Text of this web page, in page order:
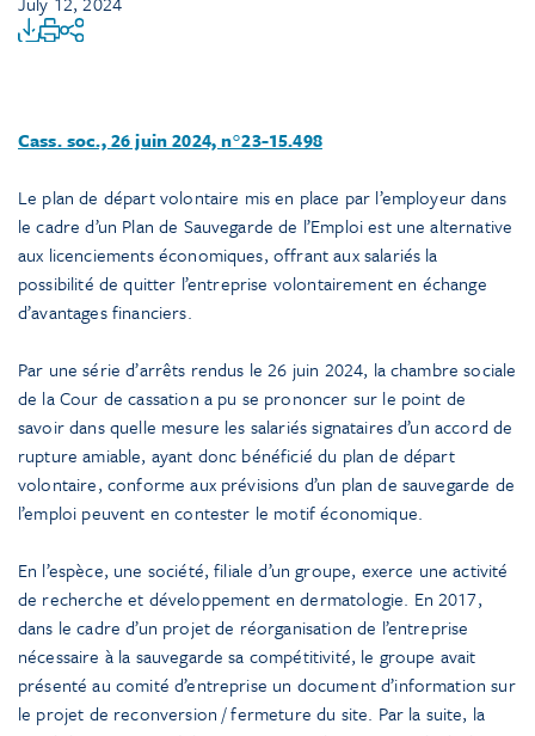
Cass. soc., 26 juin 2024, n°23-15.498
Le plan de départ volontaire mis en place par l’employeur dans
le cadre d’un Plan de Sauvegarde de l’Emploi est une alternative
aux licenciements économiques, offrant aux salariés la
possibilité de quitter l’entreprise volontairement en échange
d’avantages financiers.
Par une série d’arrêts rendus le 26 juin 2024, la chambre sociale
de la Cour de cassation a pu se prononcer sur le point de
savoir dans quelle mesure les salariés signataires d’un accord de
rupture amiable, ayant donc bénéficié du plan de départ
volontaire, conforme aux prévisions d’un plan de sauvegarde de
l’emploi peuvent en contester le motif économique.
En l’espèce, une société, filiale d’un groupe, exerce une activité
de recherche et développement en dermatologie. En 2017,
dans le cadre d’un projet de réorganisation de l’entreprise
nécessaire à la sauvegarde sa compétitivité, le groupe avait
présenté au comité d’entreprise un document d’information sur
le projet de reconversion / fermeture du site. Par la suite, la